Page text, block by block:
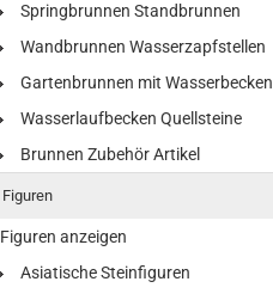
Springbrunnen Standbrunnen
Wandbrunnen Wasserzapfstellen
Gartenbrunnen mit Wasserbecken
Wasserlaufbecken Quellsteine
Brunnen Zubehör Artikel
Figuren
Figuren anzeigen
Asiatische Steinfiguren